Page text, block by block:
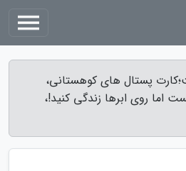
پستال های کوهستانی،
اما روی ابرها زندگی کنید!،